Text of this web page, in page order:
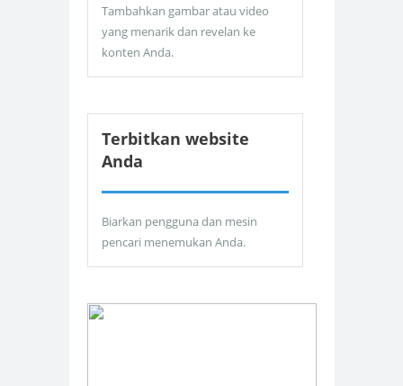
Tambahkan gambar atau video
yang menarik dan revelan ke
konten Anda.
Terbitkan website
Anda
Biarkan pengguna dan mesin
pencari menemukan Anda.